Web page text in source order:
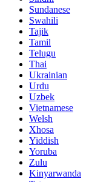
Sundanese
Swahili
Tajik
Tamil
Telugu
Thai
Ukrainian
Urdu
Uzbek
Vietnamese
Welsh
Xhosa
Yiddish
Yoruba
Zulu
Kinyarwanda